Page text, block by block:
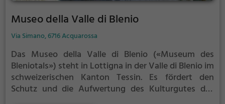
Museo della Valle di Blenio
Via Simano, 6716 Acquarossa
Das Museo della Valle di Blenio («Museum des
Bleniotals») steht in Lottigna in der Valle di Blenio im
schweizerischen Kanton Tessin. Es fördert den
Schutz und die Aufwertung des Kulturgutes des